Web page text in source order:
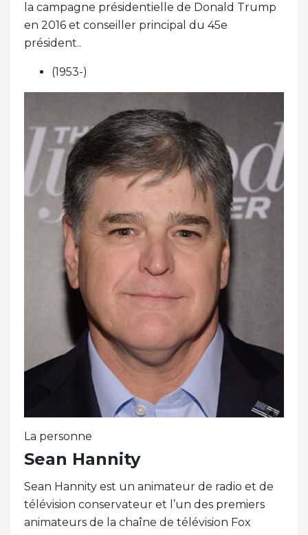
la campagne présidentielle de Donald Trump
en 2016 et conseiller principal du 45e
président..
(1953-)
La personne
Sean Hannity
Sean Hannity est un animateur de radio et de
télévision conservateur et l’un des premiers
animateurs de la chaîne de télévision Fox